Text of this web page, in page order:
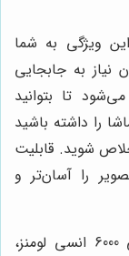
این ویژگی به شما
نیاز به جابجایی
تا بتوانید
را داشته باشید
شوید. قابلیت
را آسان‌تر و
با شدت روشنایی 6000 انسی لومنز،